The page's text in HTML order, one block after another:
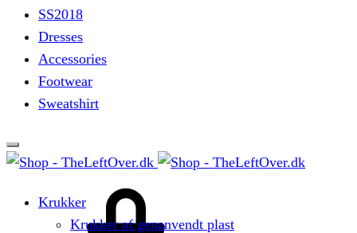
SS2018
Dresses
Accessories
Footwear
Sweatshirt
Krukker
Krukker af genanvendt plast